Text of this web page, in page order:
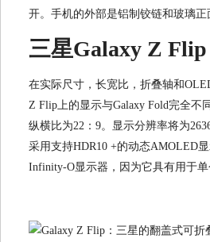
开。手机的外部是铝制铰链和玻璃正
三星Galaxy Z
在实际尺寸，长宽比，折叠轴和
Z Flip上的显示与Galaxy Fold完全不
纵横比为22：9。显示分辨率将为
采用支持HDR10 +的动态AMOLED
Infinity-O显示器，因为它具有用于单